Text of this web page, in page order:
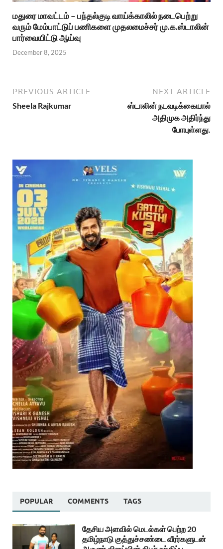
மதுரை மாவட்டம் – பந்தல்குடி வாய்க்காலில் நடைபெற்று
வரும் மேம்பாட்டுப் பணிகளை முதலமைச்சர் மு.க.ஸ்டாலின்
பார்வையிட்டு ஆய்வு
December 8, 2025
PREVIOUS ARTICLE
Sheela Rajkumar
NEXT ARTICLE
ஸ்டாலின் நடவடிக்கையால்
அதிமுக அதிர்ந்து
போயுள்ளது.
POPULAR COMMENTS TAGS
தேசிய அளவில் மெடல்கள் பெற்ற 20
தமிழ்நாடு குத்துச்சண்டை வீரர்களுடன்